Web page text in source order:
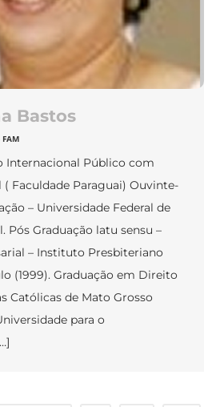
Bastos
FAM
Internacional Público com
( Faculdade Paraguai) Ouvinte-
– Universidade Federal de
Pós Graduação latu sensu –
– Instituto Presbiteriano
(1999). Graduação em Direito
Católicas de Mato Grosso
para o